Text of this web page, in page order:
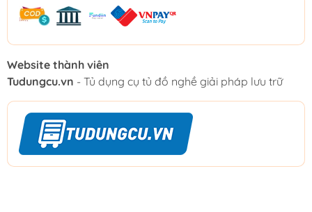
Website thành viên
Tudungcu.vn - Tủ dụng cụ tủ đồ nghề giải pháp lưu trữ